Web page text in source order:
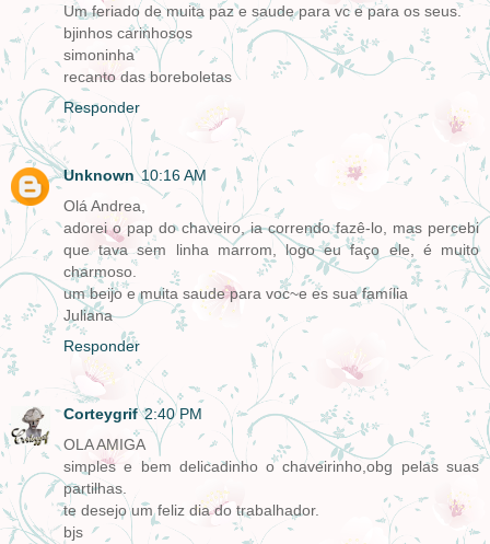
Um feriado de muita paz e saude para vc e para os seus.
bjinhos carinhosos
simoninha
recanto das boreboletas
Responder
Unknown 10:16 AM
Olá Andrea,
adorei o pap do chaveiro, ia correndo fazê-lo, mas percebi
que tava sem linha marrom, logo eu faço ele, é muito
charmoso.
um beijo e muita saude para voc~e es sua família
Juliana
Responder
Corteygrif 2:40 PM
OLA AMIGA
simples e bem delicadinho o chaveirinho,obg pelas suas
partilhas.
te desejo um feliz dia do trabalhador.
bjs